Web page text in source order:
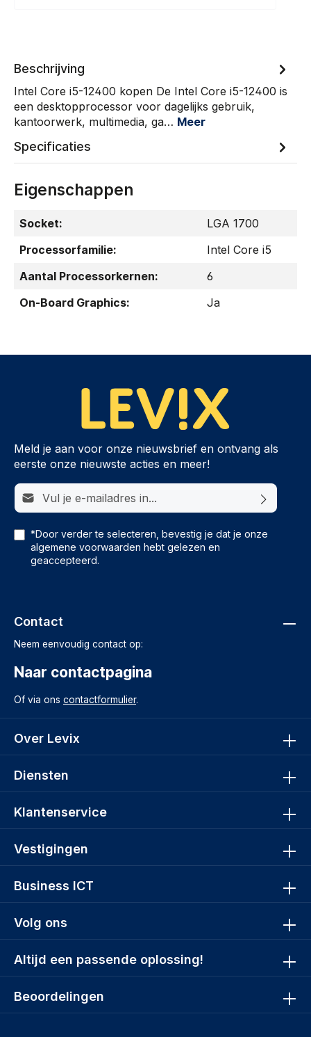
Beschrijving
Intel Core i5-12400 kopen De Intel Core i5-12400 is
een desktopprocessor voor dagelijks gebruik,
kantoorwerk, multimedia, ga… Meer
Specificaties
Eigenschappen
Socket:
LGA 1700
Processorfamilie:
Intel Core i5
Aantal Processorkernen:
6
On-Board Graphics:
Ja
Meld je aan voor onze nieuwsbrief en ontvang als
eerste onze nieuwste acties en meer!
E-mailadres*
*Door verder te selecteren, bevestig je dat je onze
algemene voorwaarden hebt gelezen en
geaccepteerd.
Volg ons
Altijd een passende oplossing!
Contact
Neem eenvoudig contact op:
Naar contactpagina
Of via ons contactformulier.
Over Levix
Diensten
Klantenservice
Vestigingen
Business ICT
Beoordelingen